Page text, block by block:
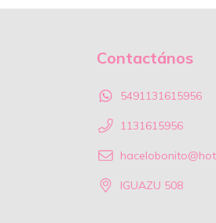
Contactános
5491131615956
1131615956
IGUAZU 508